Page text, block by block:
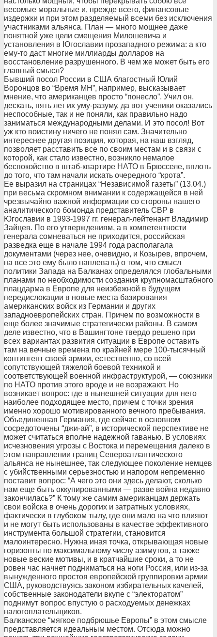
весомые моральные и, прежде всего, финансовые
издержки и при этом разделяемый всеми без исключения
участниками альянса. План — много мощнее даже
понятной уже цели смещения Милошевича и
установления в Югославии прозападного режима: а кто
ему-то даст многие миллиарды долларов на
восстановление разрушенного. В чем же может быть его
главный смысл?
Бывший посол России в США благостный Юлий
Воронцов во “Время МН”, например, высказывает
мнение, что американцев просто “понесло”. Учил он,
дескать, пять лет их уму-разуму, да вот ученики оказались
неспособные, так и не поняли, как правильно надо
заниматься международными делами. И это посол! Вот
уж кто воистину ничего не понял сам. Значительно
интереснее другая позиция, которая, на наш взгляд,
позволяет расставить все по своим местам и в связи с
которой, как стало известно, возникло немалое
беспокойство в штаб-квартире НАТО в Брюсселе, вплоть
до того, что там начали искать очередного “крота”.
Ее выразил на страницах “Независимой газеты” (13.04.)
при весьма скромном внимании к содержащейся в ней
чрезвычайно важной информации со стороны нашего
аналитического бомонда представитель СВР в
Югославии в 1993-1997 гг. генерал-лейтенант Владимир
Зайцев. По его утверждениям, а в компетентности
генерала сомневаться не приходится, российская
разведка еще в начале 1994 года располагала
документами (через нее, очевидно, и Козырев, впрочем,
на все это ему было наплевать) о том, что смысл
политики Запада на Балканах определялся глобальными
планами по необходимости создания крупномасштабного
плацдарма в Европе для неизбежной в будущем
передислокации в новые места базирования
американских войск из Германии и других
западноевропейских стран. Причем по возможности в
еще более значимые стратегически районы. В самом
деле известно, что в Вашингтоне твердо решено при
всех вариантах развития ситуации в Европе оставить
там на вечные времена по крайней мере 100-тысячный
контингент своей армии, естественно, со всей
сопутствующей тяжелой боевой техникой и
соответствующей военной инфраструктурой, — союзники
по НАТО против этого вроде и не возражают. Но
возникает вопрос: где в нынешней ситуации для него
наиболее подходящее место, причем с точки зрения
именно хорошо мотивированного вечного пребывания.
Объединенная Германия, где сейчас в основном
сосредоточены “джи-ай”, в исторической перспективе не
может считаться вполне надежной гаванью. В условиях
исчезновения угрозы с Востока и перемещения далеко в
этом направлении границ Североатлантического
альянса не нынешнее, так следующее поколение немцев
с убийственными серьезностью и напором непременно
поставит вопрос: “А чего это они здесь делают, сколько
нам еще быть оккупированными — разве война недавно
закончилась?” К тому же самим американцам держать
свои войска в очень дорогих и затратных условиях,
фактически в глубоком тылу, где они мало на что влияют
и не могут быть использованы в качестве эффективного
инструмента большой стратегии, становится
малоинтересно. Нужна иная точка, открывающая новые
горизонты по максимальному числу азимутов, а также
новые веские мотивы, и в кратчайшие сроки, а то не
ровен час начнет подниматься на ноги Россия, или из-за
вынужденного простоя европейской группировки армии
США, руководствуясь законом избирательных качелей,
собственные законодатели вкупе с “электоратом”
поднимут вопрос впустую о расходуемых денежках
налогоплательщиков.
Балканское “мягкое подбрюшье Европы” в этом смысле
представляется идеальным местом. Отсюда можно